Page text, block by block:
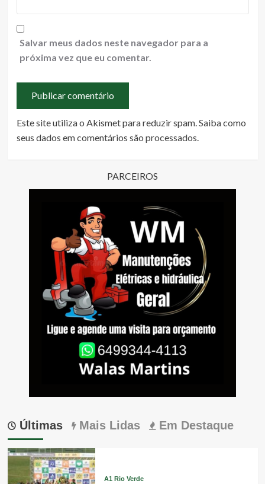
Salvar meus dados neste navegador para a
próxima vez que eu comentar.
Este site utiliza o Akismet para reduzir spam.Saiba como
seus dados em comentários são processados.
PARCEIROS
Últimas Mais Lidas Em Destaque
A1 Rio Verde